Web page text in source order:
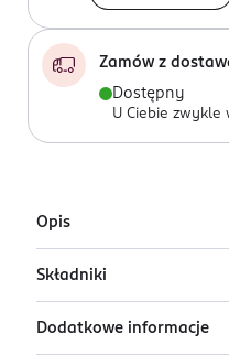
Zamów z
Dostępny
U Ciebie zwykle
Opis
Błyszczyk do ust
Wiśnia
Składniki
Ingredients: :
Dodatkowe informacje